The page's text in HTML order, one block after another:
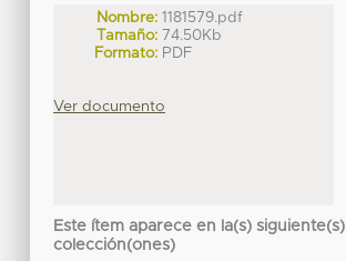
Nombre: 1181579.pdf
Tamaño: 74.50Kb
Formato: PDF
Ver documento
Este ítem aparece en la(s) siguiente(s)
colección(ones)